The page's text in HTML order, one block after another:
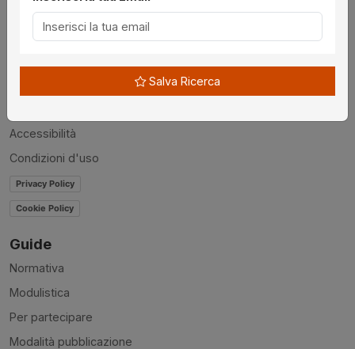
Utilità
Chi siamo
Accessibilità
Condizioni d'uso
Privacy Policy
Cookie Policy
Guide
Normativa
Modulistica
Per partecipare
Modalità pubblicazione
Salva Ricerca